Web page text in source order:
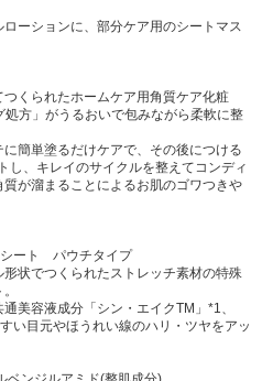
ーションに、部分ケア用のシートマス
くられたホームケア用角質ケア化粧
方」がうるおいで包みながら柔軟に整
簡単塗るだけケアで、その後につける
し、キレイのサイクルを整えてコンディ
が溜まることによるお肌のゴワつきや
シート パウチタイプ
状でつくられたストレッチ素材の特殊
美容液成分「シン・エイクTM」*1、
い目元やほうれい線のハリ・ツヤをアッ